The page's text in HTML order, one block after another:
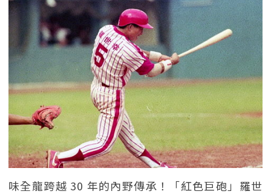
味全龍跨越 30 年的內野傳承！「紅色巨砲」羅世